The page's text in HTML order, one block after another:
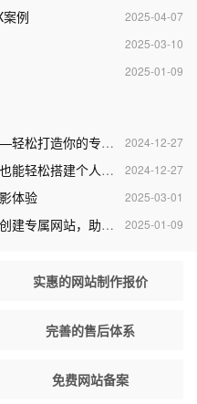
2025-04-07
例
2025-03-10
2025-01-09
2024-12-27
打造你的专属网站
2024-12-27
轻松搭建个人网站
2025-03-01
体验
2025-01-09
，助力个人与企业腾飞
实惠的网站制作报价
完善的售后体系
免费网站备案